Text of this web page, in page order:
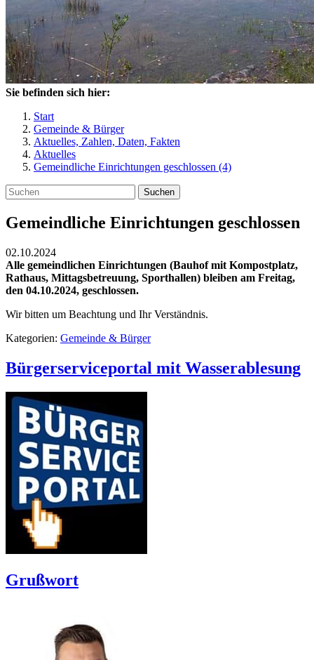
Sie befinden sich hier:
Start
Gemeinde & Bürger
Aktuelles, Zahlen, Daten, Fakten
Aktuelles
Gemeindliche Einrichtungen geschlossen (4)
Suchen
Gemeindliche Einrichtungen geschlossen
02.10.2024
Alle gemeindlichen Einrichtungen (Bauhof mit Kompostplatz,
Rathaus, Mittagsbetreuung, Sporthallen) bleiben am Freitag,
den 04.10.2024, geschlossen.
Wir bitten um Beachtung und Ihr Verständnis.
Kategorien: Gemeinde & Bürger
Bürgerserviceportal mit Wasserablesung
Grußwort